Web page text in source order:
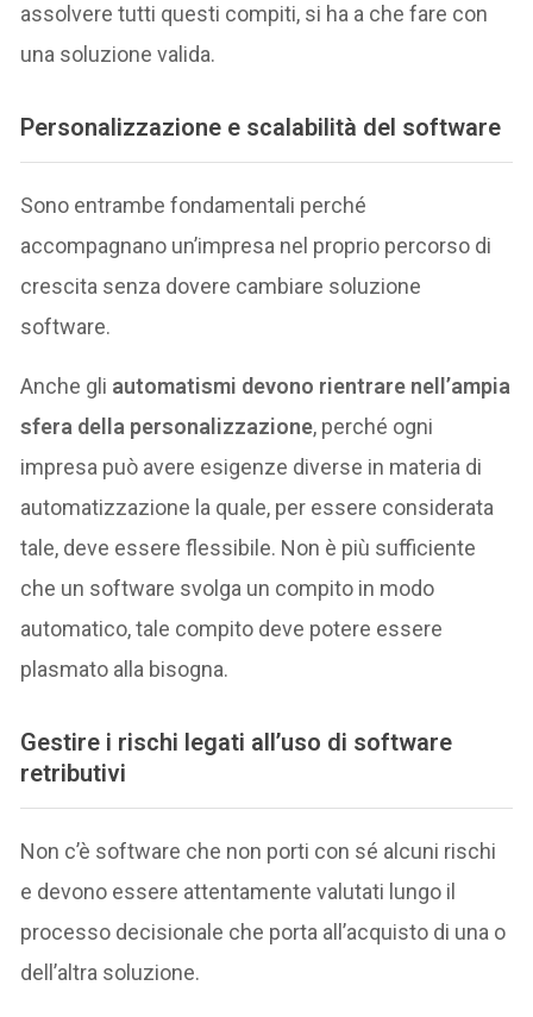
assolvere tutti questi compiti, si ha a che fare con
una soluzione valida.
Personalizzazione e scalabilità del software
Sono entrambe fondamentali perché
accompagnano un’impresa nel proprio percorso di
crescita senza dovere cambiare soluzione
software.
Anche gli automatismi devono rientrare nell’ampia
sfera della personalizzazione, perché ogni
impresa può avere esigenze diverse in materia di
automatizzazione la quale, per essere considerata
tale, deve essere flessibile. Non è più sufficiente
che un software svolga un compito in modo
automatico, tale compito deve potere essere
plasmato alla bisogna.
Gestire i rischi legati all’uso di software
retributivi
Non c’è software che non porti con sé alcuni rischi
e devono essere attentamente valutati lungo il
processo decisionale che porta all’acquisto di una o
dell’altra soluzione.